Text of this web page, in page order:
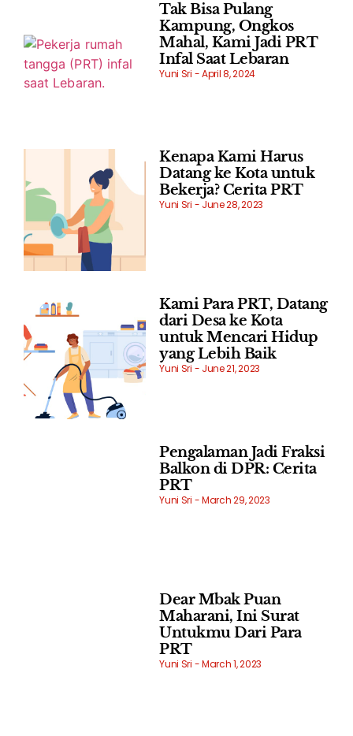
Tak Bisa Pulang
Kampung, Ongkos
Mahal, Kami Jadi PRT
Infal Saat Lebaran
Yuni Sri April 8, 2024
Kenapa Kami Harus
Datang ke Kota untuk
Bekerja? Cerita PRT
Yuni Sri June 28, 2023
Kami Para PRT, Datang
dari Desa ke Kota
untuk Mencari Hidup
yang Lebih Baik
Yuni Sri June 21, 2023
Pengalaman Jadi Fraksi
Balkon di DPR: Cerita
PRT
Yuni Sri March 29, 2023
Dear Mbak Puan
Maharani, Ini Surat
Untukmu Dari Para
PRT
Yuni Sri March 1, 2023